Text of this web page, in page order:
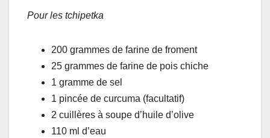
Pour les tchipetka
200 grammes de farine de froment
25 grammes de farine de pois chiche
1 gramme de sel
1 pincée de curcuma (facultatif)
2 cuillères à soupe d’huile d’olive
110 ml d’eau